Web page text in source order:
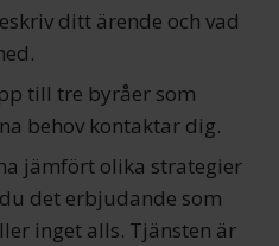
ditt ärende och vad
till tre byråer som
behov kontaktar dig.
jämfört olika strategier
det erbjudande som
inget alls. Tjänsten är